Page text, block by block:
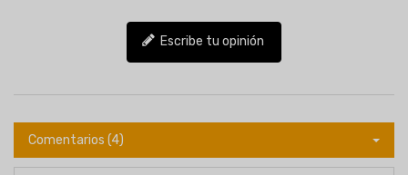
Escribe tu opinión
Comentarios (4)